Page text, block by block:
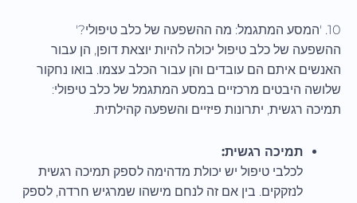
10. 'המסע המתגמל: מה ההשפעה של כלב טיפולי?'
ההשפעה של כלב טיפול יכולה להיות יוצאת דופן, הן עבור
האנשים איתם הם עובדים והן עבור הכלב עצמו. בואו נחקור
שלושה היבטים מרכזיים במסע המתגמל של כלב טיפולי:
תמיכה רגשית, יתרונות פיזיים והשפעה קהילתית.
תמיכה רגשית:
לכלבי טיפול יש יכולת מדהימה לספק תמיכה רגשית
לנזקקים. בין אם זה לנחם מישהו שמרגיש חרדה, לספק